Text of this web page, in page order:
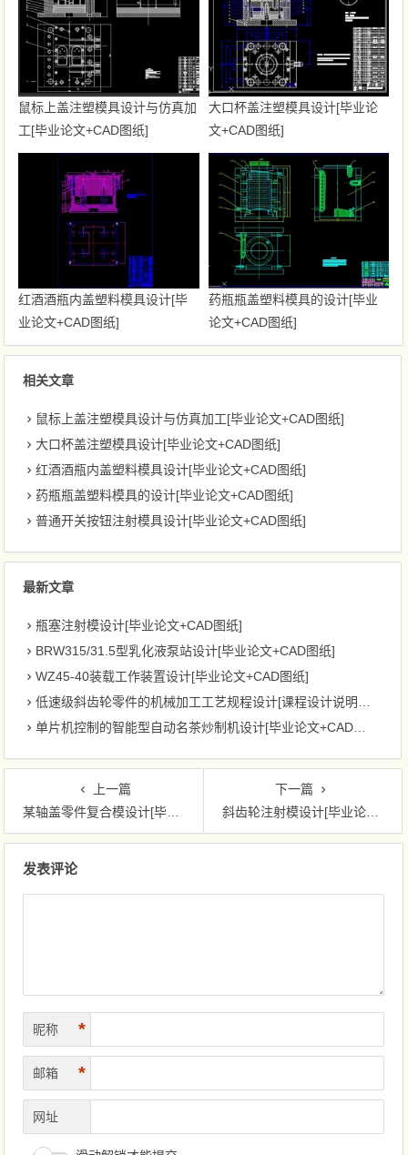
鼠标上盖注塑模具设计与仿真加
工[毕业论文+CAD图纸]
大口杯盖注塑模具设计[毕业论
文+CAD图纸]
红酒酒瓶内盖塑料模具设计[毕
业论文+CAD图纸]
药瓶瓶盖塑料模具的设计[毕业
论文+CAD图纸]
相关文章
鼠标上盖注塑模具设计与仿真加工[毕业论文+CAD图纸]
大口杯盖注塑模具设计[毕业论文+CAD图纸]
红酒酒瓶内盖塑料模具设计[毕业论文+CAD图纸]
药瓶瓶盖塑料模具的设计[毕业论文+CAD图纸]
普通开关按钮注射模具设计[毕业论文+CAD图纸]
最新文章
瓶塞注射模设计[毕业论文+CAD图纸]
BRW315/31.5型乳化液泵站设计[毕业论文+CAD图纸]
WZ45-40装载工作装置设计[毕业论文+CAD图纸]
低速级斜齿轮零件的机械加工工艺规程设计[课程设计说明书+CAD图纸]
单片机控制的智能型自动名茶炒制机设计[毕业论文+CAD图纸]
上一篇
某轴盖零件复合模设计[毕业论文+CAD图纸]
下一篇
斜齿轮注射模设计[毕业论文+CAD图纸]
发表评论
昵称 *
邮箱 *
网址